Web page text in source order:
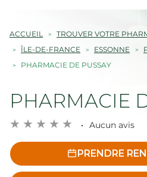
ACCUEIL
TROUVER VOTRE
ÎLE-DE-FRANCE
ESSONNE
PHARMACIE DE PUSSAY
PHARMACIE
Aucun avis
PRENDRE